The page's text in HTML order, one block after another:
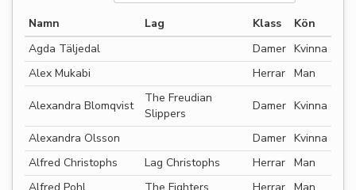
Namn Lag Klass
Kön
Agda Täljedal
Damer Kvinna
Alex Mukabi
Herrar Man
Alexandra Blomqvist
The Freudian
Slippers
Damer Kvinna
Alexandra Olsson Damer Kvinna
Alfred Christophs
Lag Christophs Herrar Man